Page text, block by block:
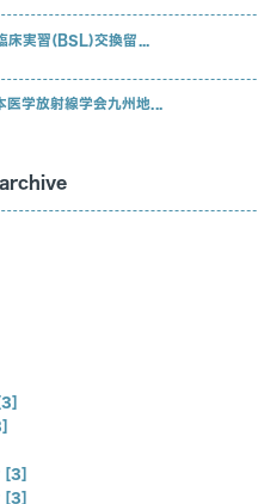
床実習(BSL)交換留...
学放射線学会九州地...
[3]
[3]